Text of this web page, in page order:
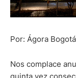
Por: Ágora
Nos complace